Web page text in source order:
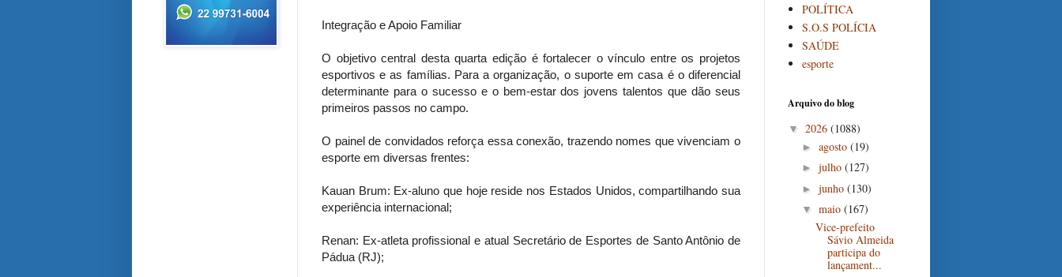
Integração e Apoio Familiar
O objetivo central desta quarta edição é fortalecer o vínculo entre os projetos
esportivos e as famílias. Para a organização, o suporte em casa é o diferencial
determinante para o sucesso e o bem-estar dos jovens talentos que dão seus
primeiros passos no campo.
O painel de convidados reforça essa conexão, trazendo nomes que vivenciam o
esporte em diversas frentes:
Kauan Brum: Ex-aluno que hoje reside nos Estados Unidos, compartilhando sua
experiência internacional;
Renan: Ex-atleta profissional e atual Secretário de Esportes de Santo Antônio de
Pádua (RJ);
POLÍTICA
S.O.S POLÍCIA
SAÚDE
esporte
Arquivo do blog
▼ 2026 (1088)
► agosto (19)
► julho (127)
► junho (130)
▼ maio (167)
Vice-prefeito
Sávio Almeida
participa do
lançament...